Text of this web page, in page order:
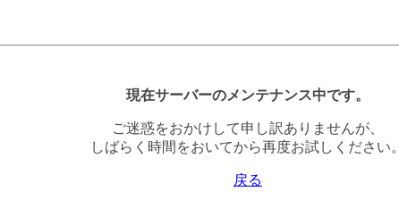
現在サーバーのメンテナンス中です。
ご迷惑をおかけして申し訳ありませんが、
しばらく時間をおいてから再度お試しください。
戻る